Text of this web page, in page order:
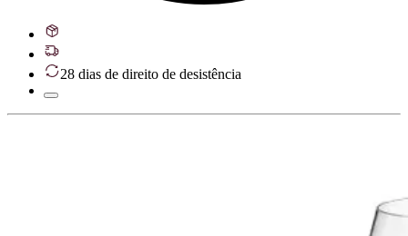
28 dias de direito de desistência